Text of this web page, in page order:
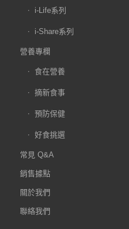
i-Life系列
i-Share系列
營養專欄
食在營養
摘新食事
預防保健
好食挑選
常見 Q&A
銷售據點
關於我們
聯絡我們